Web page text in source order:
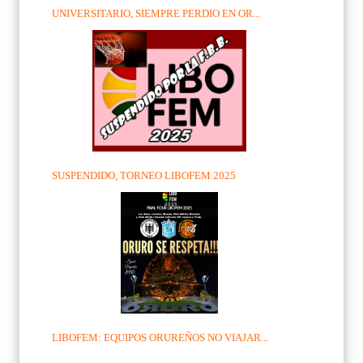
UNIVERSITARIO, SIEMPRE PERDIO EN OR...
SUSPENDIDO, TORNEO LIBOFEM 2025
LIBOFEM: EQUIPOS ORUREÑOS NO VIAJAR...